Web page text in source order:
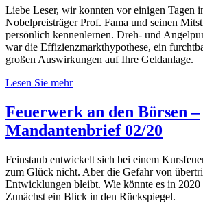
Liebe Leser, wir konnten vor einigen Tagen
Nobelpreisträger Prof. Fama und seinen
persönlich kennenlernen. Dreh- und
war die Effizienzmarkthypothese, ein
großen Auswirkungen auf Ihre Geldanlage.
Lesen Sie mehr
Feuerwerk an den Börsen –
Mandantenbrief 02/20
Feinstaub entwickelt sich bei einem
zum Glück nicht. Aber die Gefahr von
Entwicklungen bleibt. Wie könnte es in 2020
Zunächst ein Blick in den Rückspiegel.